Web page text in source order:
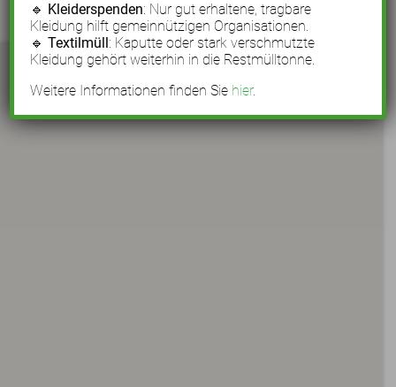
🔹 Kleiderspenden: Nur gut erhaltene, tragbare
Kleidung hilft gemeinnützigen Organisationen.
🔹Textilmüll: Kaputte oder stark verschmutzte
Kleidung gehört weiterhin in die Restmülltonne.
Weitere Informationen finden Sie hier.